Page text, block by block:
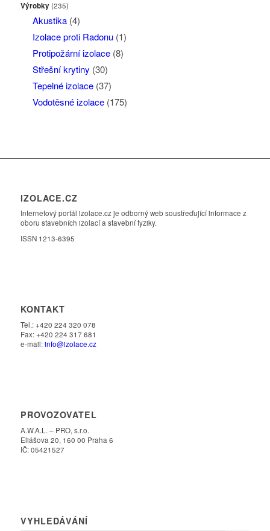
Výrobky(235)
Akustika(4)
Izolace proti Radonu(1)
Protipožární izolace(8)
Střešní krytiny (30)
Tepelné izolace(37)
Vodotěsné izolace(175)
IZOLACE.CZ
Internetový portál izolace.cz je odborný web soustřeďující informace z
oboru stavebních izolací a stavební fyziky.
ISSN 1213-6395
KONTAKT
Tel.: +420 224 320 078
Fax: +420 224 317 681
e-mail:info@izolace.cz
PROVOZOVATEL
A.W.A.L. – PRO, s.r.o.
Eliášova 20, 160 00 Praha 6
IČ: 05421527
VYHLEDÁVÁNÍ